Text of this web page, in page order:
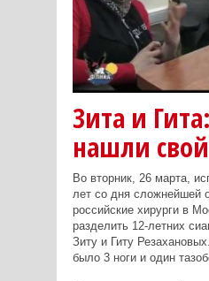
Зита и
нашли
Во вторник, 26 марта,
лет со дня сложнейшей
российские хирурги в
разделить 12-летних
Зиту и Гиту
было 3 ноги и один